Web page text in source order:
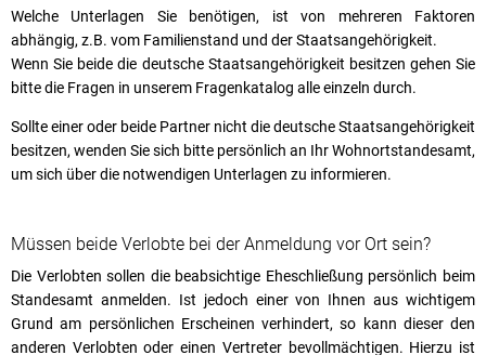
Welche Unterlagen Sie benötigen, ist von mehreren Faktoren
abhängig, z.B. vom Familienstand und der Staatsangehörigkeit.
Wenn Sie beide die deutsche Staatsangehörigkeit besitzen gehen Sie
bitte die Fragen in unserem Fragenkatalog alle einzeln durch.
Sollte einer oder beide Partner nicht die deutsche Staatsangehörigkeit
besitzen, wenden Sie sich bitte persönlich an Ihr Wohnortstandesamt,
um sich über die notwendigen Unterlagen zu informieren.
Müssen beide Verlobte bei der Anmeldung vor Ort sein?
Die Verlobten sollen die beabsichtige Eheschließung persönlich beim
Standesamt anmelden. Ist jedoch einer von Ihnen aus wichtigem
Grund am persönlichen Erscheinen verhindert, so kann dieser den
anderen Verlobten oder einen Vertreter bevollmächtigen. Hierzu ist